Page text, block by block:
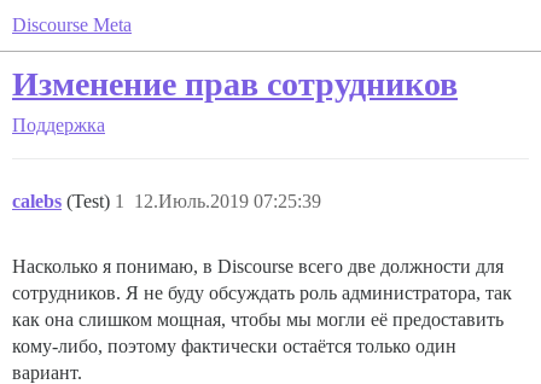
Discourse Meta
Изменение прав сотрудников
Поддержка
calebs (Test) 12.Июль.2019 07:25:39
1
Насколько я понимаю, в Discourse всего две должности для
сотрудников. Я не буду обсуждать роль администратора, так
как она слишком мощная, чтобы мы могли её предоставить
кому-либо, поэтому фактически остаётся только один
вариант.